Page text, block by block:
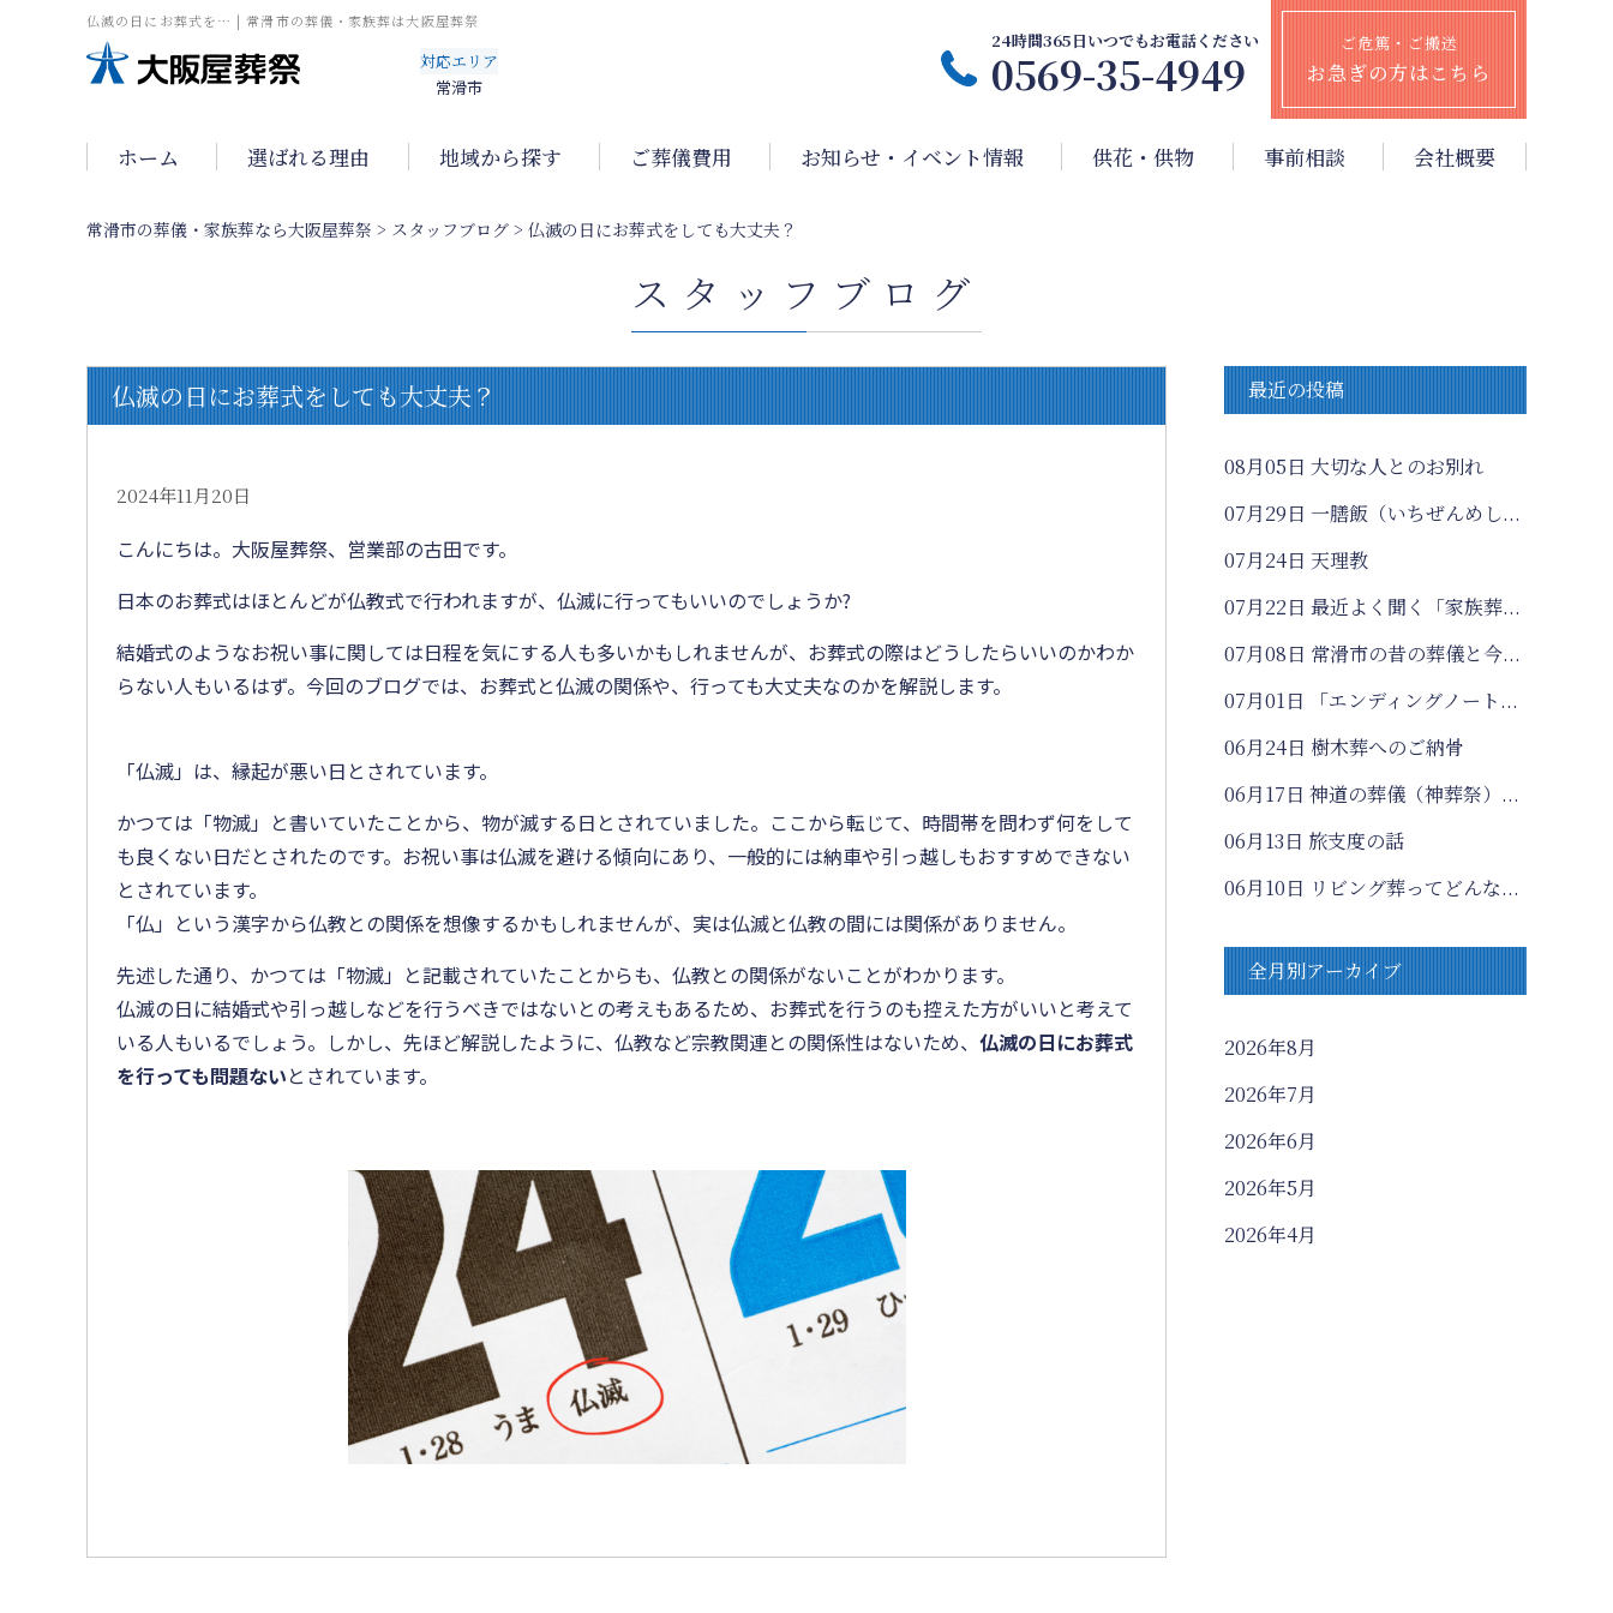
仏滅の日にお葬式を… | 常滑市の葬儀・家族葬は大阪屋葬祭
対応エリア
常滑市
24時間365日いつでもお電話ください
0569-35-4949
ご危篤・ご搬送
お急ぎの方はこちら
ホーム 選ばれる理由 地域から探す ご葬儀費用 お知らせ・イベント情報 供花・供物 事前相談 会社概要
常滑市の葬儀・家族葬なら大阪屋葬祭 > スタッフブログ > 仏滅の日にお葬式をしても大丈夫？
スタッフブログ
仏滅の日にお葬式をしても大丈夫？
2024年11月20日
こんにちは。大阪屋葬祭、営業部の古田です。
日本のお葬式はほとんどが仏教式で行われますが、仏滅に行ってもいいのでしょうか?
結婚式のようなお祝い事に関しては日程を気にする人も多いかもしれませんが、お葬式の際はどうしたらいいのかわか
らない人もいるはず。今回のブログでは、お葬式と仏滅の関係や、行っても大丈夫なのかを解説します。
「仏滅」は、縁起が悪い日とされています。
かつては「物滅」と書いていたことから、物が滅する日とされていました。ここから転じて、時間帯を問わず何をして
も良くない日だとされたのです。お祝い事は仏滅を避ける傾向にあり、一般的には納車や引っ越しもおすすめできない
とされています。
「仏」という漢字から仏教との関係を想像するかもしれませんが、実は仏滅と仏教の間には関係がありません。
先述した通り、かつては「物滅」と記載されていたことからも、仏教との関係がないことがわかります。
仏滅の日に結婚式や引っ越しなどを行うべきではないとの考えもあるため、お葬式を行うのも控えた方がいいと考えて
いる人もいるでしょう。しかし、先ほど解説したように、仏教など宗教関連との関係性はないため、 仏滅の日にお葬式
を行っても問題ないとされています。
最近の投稿
08月05日 大切な人とのお別れ
07月29日 一膳飯（いちぜんめし...
07月24日 天理教
07月22日 最近よく聞く「家族葬...
07月08日 常滑市の昔の葬儀と今...
07月01日 「エンディングノート...
06月24日 樹木葬へのご納骨
06月17日 神道の葬儀（神葬祭）...
06月13日 旅支度の話
06月10日 リビング葬ってどんな...
全月別アーカイブ
2026年8月
2026年7月
2026年6月
2026年5月
2026年4月